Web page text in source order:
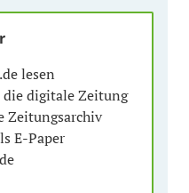
lesen
die digitale Zeitung
Zeitungsarchiv
E-Paper